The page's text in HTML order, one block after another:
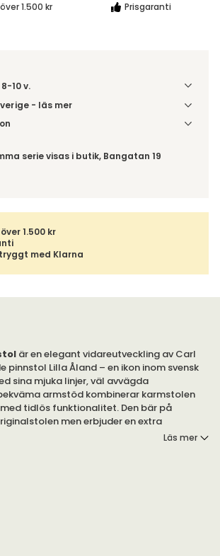
1.500 kr Prisgaranti
10 v.
- läs mer
till din port/tomtgräns. Innan leverans
serie visas i butik, Bangatan 19
1.500 kr
med Klarna
är en elegant vidareutveckling av Carl
pinnstol Lilla Åland – en ikon inom svensk
sina mjuka linjer, väl avvägda
armstöd kombinerar karmstolen
tidlös funktionalitet. Den bär på
men erbjuder en extra
och färger – vilket gör det enkelt att
Läs mer